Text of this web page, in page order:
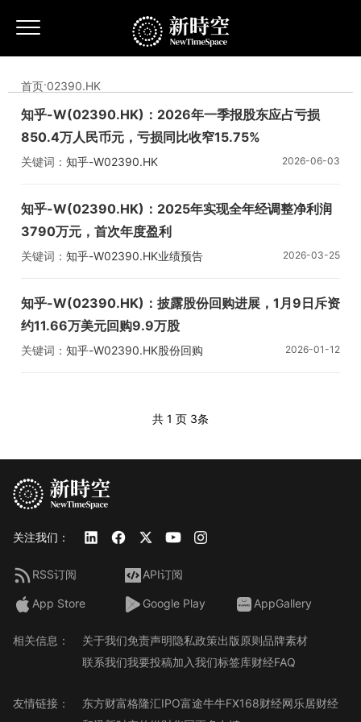
首页·02390.HK
知乎-W(02390.HK)：2026年一季报股东应占亏损
850.4万人民币元，亏损同比收窄15.75%
关键词： 知乎-W02390.HK 2026-06-03
知乎-W(02390.HK)：2025年实现全年经调整净利润
3790万元，首次年度盈利
关键词： 知乎-W02390.HK业绩预告 2026-03-25
知乎-W(02390.HK)：披露股份回购进展，1月9日斥资
约11.66万美元回购9.9万股
关键词： 知乎-W02390.HK股份回购 2026-01-12
共 1 页 3条
关注我们：
RSS订阅 API订阅
App Store Google Play AppGallery
相关信息： 关于我们免责声明隐私政策出版原则品牌素材
联系我们我要投稿加入我们标签库财经FAQ
友情链接： 东方财富格隆汇IPO富途牛牛FX168财经网乐居财经